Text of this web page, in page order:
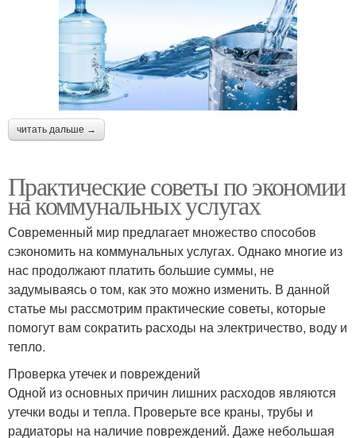
читать дальше →
Практические советы по экономии
на коммунальных услугах
Современный мир предлагает множество способов
сэкономить на коммунальных услугах. Однако многие из
нас продолжают платить большие суммы, не
задумываясь о том, как это можно изменить. В данной
статье мы рассмотрим практические советы, которые
помогут вам сократить расходы на электричество, воду и
тепло.
Проверка утечек и повреждений
Одной из основных причин лишних расходов являются
утечки воды и тепла. Проверьте все краны, трубы и
радиаторы на наличие повреждений. Даже небольшая